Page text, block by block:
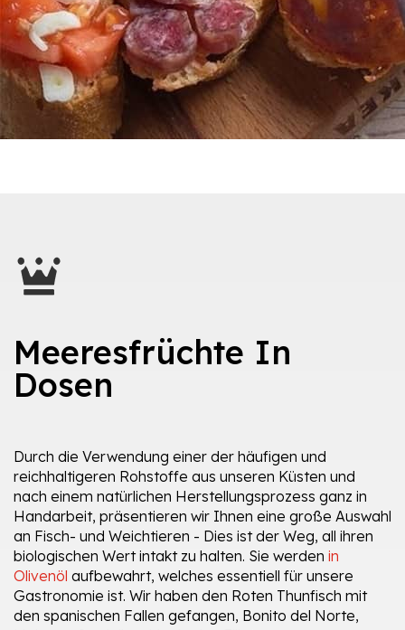
Meeresfrüchte In
Dosen
Durch die Verwendung einer der häufigen und
reichhaltigeren Rohstoffe aus unseren Küsten und
nach einem natürlichen Herstellungsprozess ganz in
Handarbeit, präsentieren wir Ihnen eine große Auswahl
an Fisch- und Weichtieren - Dies ist der Weg, all ihren
biologischen Wert intakt zu halten. Sie werden in
Olivenöl aufbewahrt, welches essentiell für unsere
Gastronomie ist. Wir haben den Roten Thunfisch mit
den spanischen Fallen gefangen, Bonito del Norte,